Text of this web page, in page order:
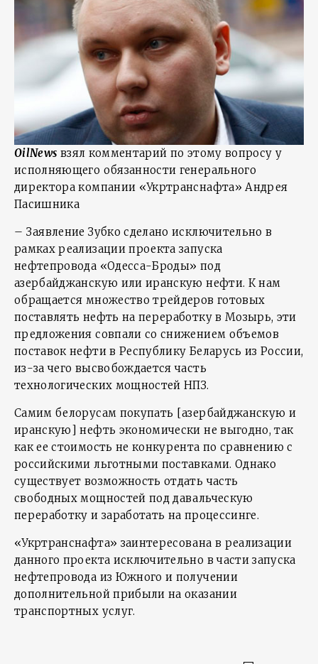
OilNews взял комментарий по этому вопросу у
исполняющего обязанности генерального
директора компании «Укртранснафта» Андрея
Пасишника
– Заявление Зубко сделано исключительно в
рамках реализации проекта запуска
нефтепровода «Одесса-Броды» под
азербайджанскую или иранскую нефти. К нам
обращается множество трейдеров готовых
поставлять нефть на переработку в Мозырь, эти
предложения совпали со снижением объемов
поставок нефти в Республику Беларусь из России,
из-за чего высвобождается часть
технологических мощностей НПЗ.
Самим белорусам покупать [азербайджанскую и
иранскую] нефть экономически не выгодно, так
как ее стоимость не конкурента по сравнению с
российскими льготными поставками. Однако
существует возможность отдать часть
свободных мощностей под давальческую
переработку и заработать на процессинге.
«Укртранснафта» заинтересована в реализации
данного проекта исключительно в части запуска
нефтепровода из Южного и получении
дополнительной прибыли на оказании
транспортных услуг.